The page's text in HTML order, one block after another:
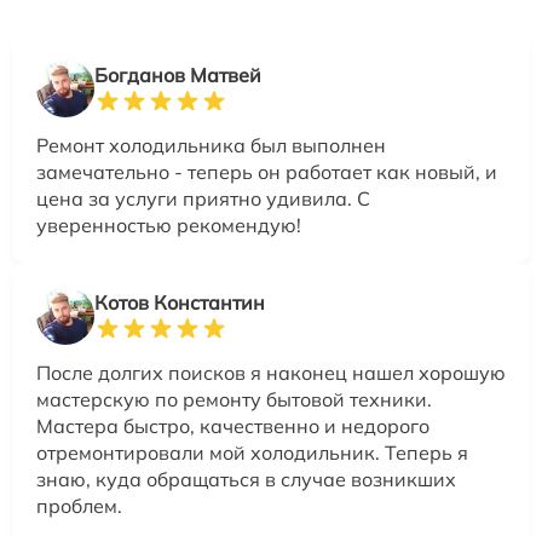
Богданов Матвей
Ремонт холодильника был выполнен
замечательно - теперь он работает как новый, и
цена за услуги приятно удивила. С
уверенностью рекомендую!
Котов Константин
После долгих поисков я наконец нашел хорошую
мастерскую по ремонту бытовой техники.
Мастера быстро, качественно и недорого
отремонтировали мой холодильник. Теперь я
знаю, куда обращаться в случае возникших
проблем.